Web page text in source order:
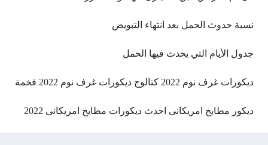
نسبة حدوث الحمل بعد انتهاء التبويض
جدول الأيام التي يحدث فيها الحمل
ديكورات غرف نوم 2022 كتالوج ديكورات غرف نوم 2022 فخمة
ديكور مطابخ امريكانى احدث ديكورات مطابخ امريكانى 2022